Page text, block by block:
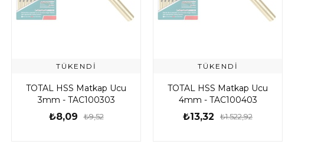
TÜKENDI
TOTAL HSS Matkap Ucu
3mm - TAC100303
₺8,09 ₺9,52
TÜKENDI
TOTAL HSS Matkap Ucu
4mm - TAC100403
₺13,32 ₺1.522,92